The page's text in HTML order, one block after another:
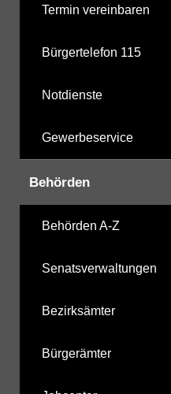
Termin vereinbaren
Bürgertelefon 115
Notdienste
Gewerbeservice
Behörden
Behörden A-Z
Senatsverwaltungen
Bezirksämter
Bürgerämter